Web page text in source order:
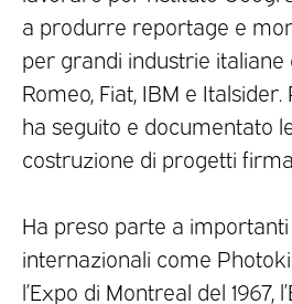
a produrre reportage e
per grandi industrie italiane
Romeo, Fiat, IBM e
ha seguito e documentato
costruzione di progetti
Ha preso parte a importanti
internazionali come
l’Expo di Montreal del 1967,